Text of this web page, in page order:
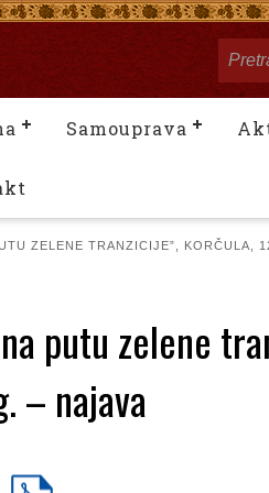
Samouprava
ZELENE TRANZICIJE”, KORČULA,
putu zelene
– najava